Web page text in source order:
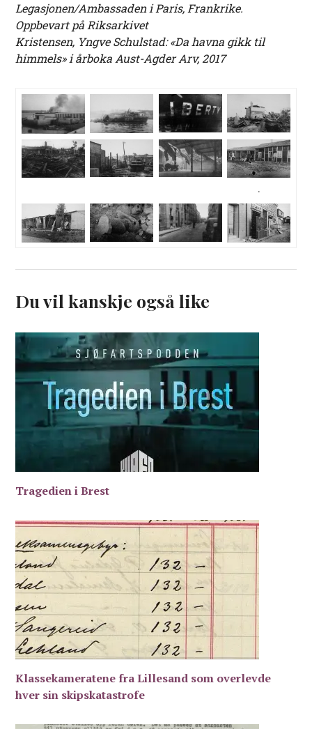
Legasjonen/Ambassaden i Paris, Frankrike.
Oppbevart på Riksarkivet
Kristensen, Yngve Schulstad: «Da havna gikk til
himmels» i årboka Aust-Agder Arv, 2017
Du vil kanskje også like
Tragedien i Brest
Klassekameratene fra Lillesand som overlevde
hver sin skipskatastrofe